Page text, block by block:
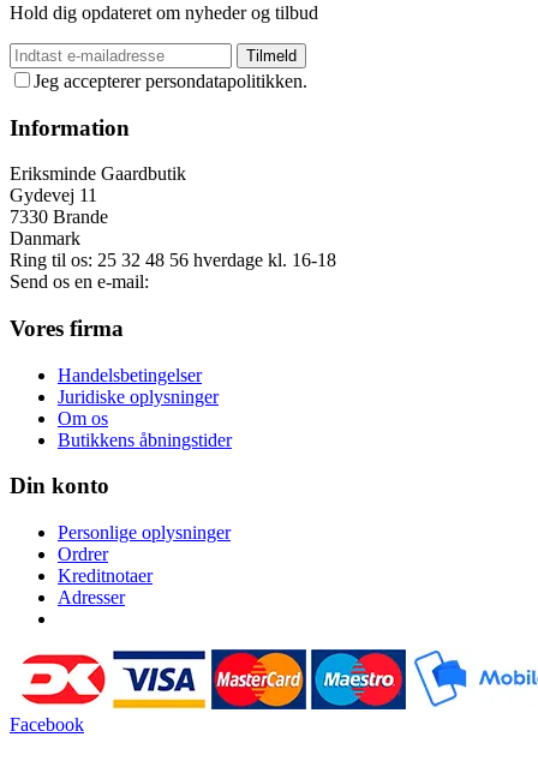
Hold dig opdateret om nyheder og tilbud
Tilmeld
Jeg accepterer persondatapolitikken.
Information
Eriksminde Gaardbutik
Gydevej 11
7330 Brande
Danmark
Ring til os: 25 32 48 56 hverdage kl. 16-18
Send os en e-mail:
Vores firma
Handelsbetingelser
Juridiske oplysninger
Om os
Butikkens åbningstider
Din konto
Personlige oplysninger
Ordrer
Kreditnotaer
Adresser
Facebook